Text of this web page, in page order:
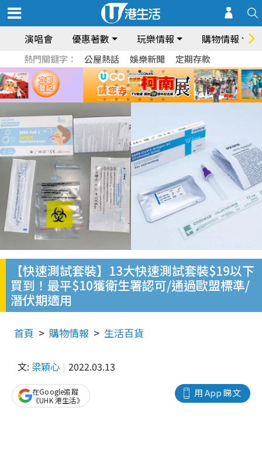
演唱會 優惠著數 玩樂情報 購物情報
熱門關鍵字： 公屋熱話 娛樂新聞 定期存款
【快速測試套裝】13大快速測試套裝$19以下
買到！最平$10獲衛生署認可/通過歐盟標準/
潛伏期適用
首頁 購物情報 生活百貨
文: 梁穎心 2022.03.13
用 App 睇文
在Google追蹤
《UHK 港生活》